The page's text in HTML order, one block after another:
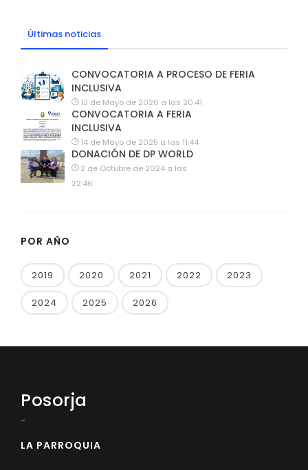
Últimas noticias
CONVOCATORIA A PROCESO DE FERIA
INCLUSIVA
13 de Mayo de 2026 a las 20:41
CONVOCATORIA A FERIA
INCLUSIVA
14 de Mayo de 2025 a las 11:44
DONACIÓN DE DP WORLD
2 de Octubre de 2024 a las
22:46
POR AÑO
2019 2020 2021 2022 2023
2024 2025 2026
Posorja
-
LA PARROQUIA